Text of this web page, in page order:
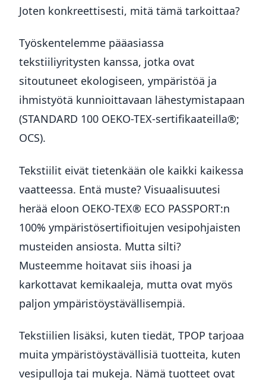
Joten konkreettisesti, mitä tämä tarkoittaa?
Työskentelemme pääasiassa
tekstiiliyritysten kanssa, jotka ovat
sitoutuneet ekologiseen, ympäristöä ja
ihmistyötä kunnioittavaan lähestymistapaan
(STANDARD 100 OEKO-TEX-sertifikaateilla®;
OCS).
Tekstiilit eivät tietenkään ole kaikki kaikessa
vaatteessa. Entä muste? Visuaalisuutesi
herää eloon OEKO-TEX® ECO PASSPORT:n
100% ympäristösertifioitujen vesipohjaisten
musteiden ansiosta. Mutta silti?
Musteemme hoitavat siis ihoasi ja
karkottavat kemikaaleja, mutta ovat myös
paljon ympäristöystävällisempiä.
Tekstiilien lisäksi, kuten tiedät, TPOP tarjoaa
muita ympäristöystävällisiä tuotteita, kuten
vesipulloja tai mukeja. Nämä tuotteet ovat